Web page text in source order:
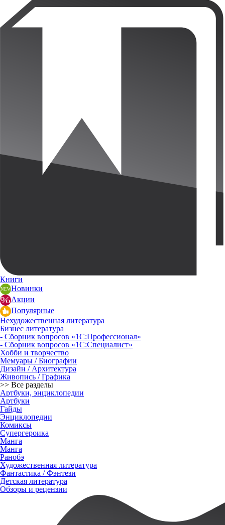
Книги
Новинки
Акции
Популярные
Нехудожественная литература
Бизнес литература
- Сборник вопросов «1С:Профессионал»
- Сборник вопросов «1С:Специалист»
Хобби и творчество
Мемуары / Биографии
Дизайн / Архитектура
Живопись / Графика
>> Все разделы
Артбуки, энциклопедии
Артбуки
Гайды
Энциклопедии
Комиксы
Супергероика
Манга
Манга
Ранобэ
Художественная литература
Фантастика / Фэнтези
Детская литература
Обзоры и рецензии